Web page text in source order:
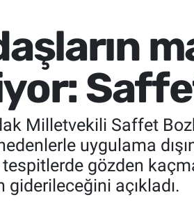
Milletvekili Saffet
uygulama
gözden
açıkladı.